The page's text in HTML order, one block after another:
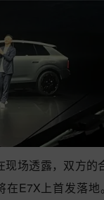
现场透露，双方
在E7X上首发落